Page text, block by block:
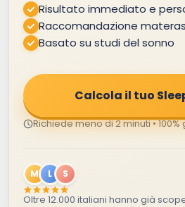
Risultato immediato e
Raccomandazione
Basato su studi del sonno
Calcola il tuo
Richiede meno di 2 minuti •
M L S
Oltre 12.000 italiani hanno già